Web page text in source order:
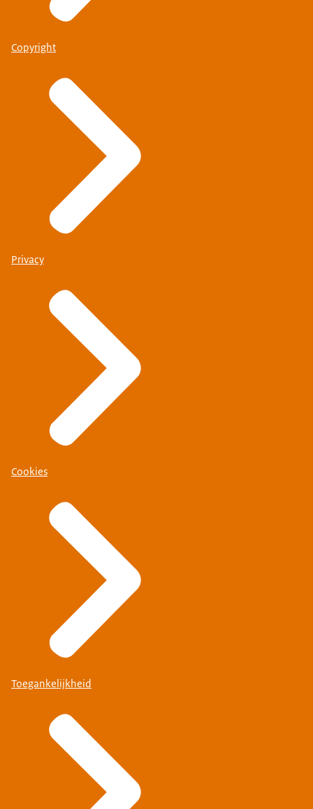
Copyright
Privacy
Cookies
Toegankelijkheid